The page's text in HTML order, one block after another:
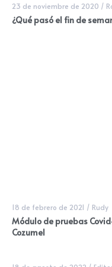
23 de noviembre de 2020 /
¿Qué pasó el fin de
18 de febrero de 2021 / Rudy
Módulo de pruebas
Cozumel